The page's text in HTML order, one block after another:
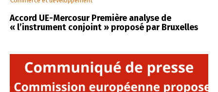
Accord UE-Mercosur Première analyse de
« l’instrument conjoint » proposé par Bruxelles